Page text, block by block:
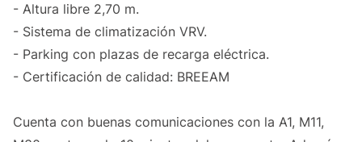
- Altura libre 2,70 m.
- Sistema de climatización VRV.
- Parking con plazas de recarga eléctrica.
- Certificación de calidad: BREEAM
Cuenta con buenas comunicaciones con la A1, M11,